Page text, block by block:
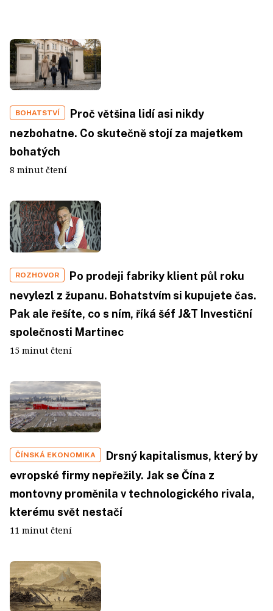
BOHATSTVÍ
Proč většina lidí asi nikdy
nezbohatne. Co skutečně stojí za majetkem
bohatých
8 minut čtení
ROZHOVOR
Po prodeji fabriky klient půl roku
nevylezl z županu. Bohatstvím si kupujete čas.
Pak ale řešíte, co s ním, říká šéf J&T Investiční
společnosti Martinec
15 minut čtení
ČÍNSKÁ EKONOMIKA
Drsný kapitalismus, který by
evropské firmy nepřežily. Jak se Čína z
montovny proměnila v technologického rivala,
kterému svět nestačí
11 minut čtení